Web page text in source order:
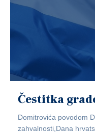
Čestitka
Domitrovića povodom
zahvalnosti,Dana